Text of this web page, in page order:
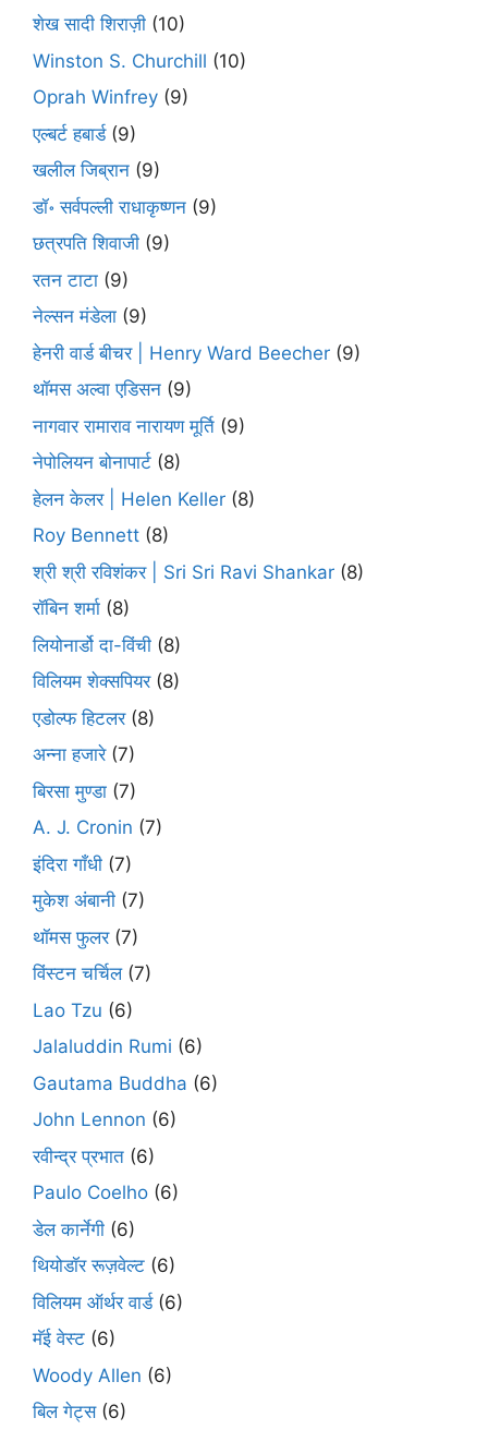
शेख सादी शिराज़ी (10)
Winston S. Churchill (10)
Oprah Winfrey (9)
एल्बर्ट हबार्ड(9)
खलील जिब्रान (9)
डॉ॰ सर्वपल्ली राधाकृष्णन (9)
छत्रपति शिवाजी (9)
रतन टाटा (9)
नेल्सन मंडेला (9)
हेनरी वार्ड बीचर | Henry Ward Beecher (9)
थॉमस अल्वा एडिसन (9)
नागवार रामाराव नारायण मूर्ति (9)
नेपोलियन बोनापार्ट (8)
हेलन केलर | Helen Keller (8)
Roy Bennett (8)
श्री श्री रविशंकर | Sri Sri Ravi Shankar (8)
रॉबिन शर्मा (8)
लियोनार्डो दा-विंची (8)
विलियम शेक्सपियर(8)
एडोल्फ हिटलर(8)
अन्ना हजारे(7)
बिरसा मुण्डा (7)
A. J. Cronin (7)
इंदिरा गाँधी (7)
मुकेश अंबानी (7)
थॉमस फुलर(7)
विंस्टन चर्चिल(7)
Lao Tzu (6)
Jalaluddin Rumi (6)
Gautama Buddha (6)
John Lennon (6)
रवीन्द्र प्रभात (6)
Paulo Coelho (6)
डेल कार्नेगी (6)
थियोडॉर रूज़वेल्ट (6)
विलियम ऑर्थर वार्ड(6)
मॅई वेस्ट (6)
Woody Allen (6)
बिल गेट्स(6)